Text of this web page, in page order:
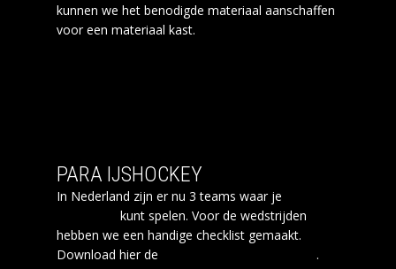
kunnen we het benodigde materiaal aanschaffen
voor een materiaal kast.
PARA IJSHOCKEY
In Nederland zijn er nu 3 teams waar je
kunt spelen. Voor de wedstrijden
hebben we een handige checklist gemaakt.
Download hier de
.